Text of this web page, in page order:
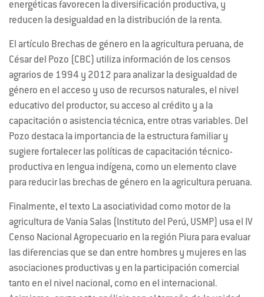
energéticas favorecen la diversificación productiva, y
reducen la desigualdad en la distribución de la renta.
El artículo Brechas de género en la agricultura peruana, de
César del Pozo (CBC) utiliza información de los censos
agrarios de 1994 y 2012 para analizar la desigualdad de
género en el acceso y uso de recursos naturales, el nivel
educativo del productor, su acceso al crédito y a la
capacitación o asistencia técnica, entre otras variables. Del
Pozo destaca la importancia de la estructura familiar y
sugiere fortalecer las políticas de capacitación técnico-
productiva en lengua indígena, como un elemento clave
para reducir las brechas de género en la agricultura peruana.
Finalmente, el texto La asociatividad como motor de la
agricultura de Vania Salas (Instituto del Perú, USMP) usa el IV
Censo Nacional Agropecuario en la región Piura para evaluar
las diferencias que se dan entre hombres y mujeres en las
asociaciones productivas y en la participación comercial
tanto en el nivel nacional, como en el internacional.